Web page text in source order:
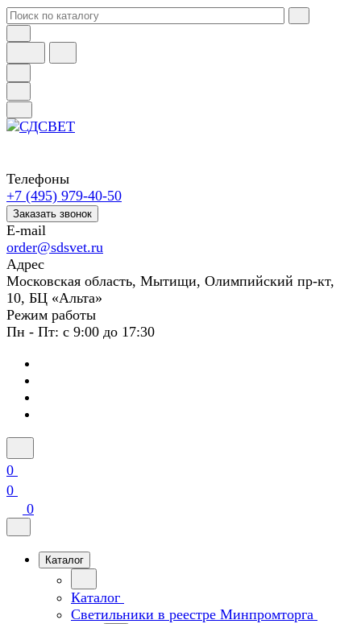
Телефоны
+7 (495) 979-40-50
Заказать звонок
E-mail
order@sdsvet.ru
Адрес
Московская область, Мытищи, Олимпийский пр-кт,
10, БЦ «Альта»
Режим работы
Пн - Пт: с 9:00 до 17:30
0
0
0
Каталог
Каталог
Светильники в реестре Минпромторга